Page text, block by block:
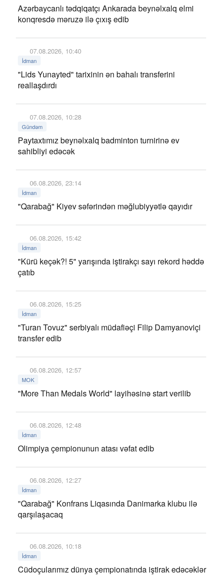
Azərbaycanlı tədqiqatçı Ankarada beynəlxalq elmi
konqresdə məruzə ilə çıxış edib
07.08.2026, 10:40
İdman
"Lids Yunayted" tarixinin ən bahalı transferini
reallaşdırdı
07.08.2026, 10:28
Gündəm
Paytaxtımız beynəlxalq badminton turnirinə ev
sahibliyi edəcək
06.08.2026, 23:14
İdman
"Qarabağ" Kiyev səfərindən məğlubiyyətlə qayıdır
06.08.2026, 15:42
İdman
"Kürü keçək?! 5" yarışında iştirakçı sayı rekord həddə
çatıb
06.08.2026, 15:25
İdman
"Turan Tovuz" serbiyalı müdafiəçi Filip Damyanoviçi
transfer edib
06.08.2026, 12:57
MOK
"More Than Medals World" layihəsinə start verilib
06.08.2026, 12:48
İdman
Olimpiya çempionunun atası vəfat edib
06.08.2026, 12:27
İdman
"Qarabağ" Konfrans Liqasında Danimarka klubu ilə
qarşılaşacaq
06.08.2026, 10:18
İdman
Cüdoçularımız dünya çempionatında iştirak edəcəklər